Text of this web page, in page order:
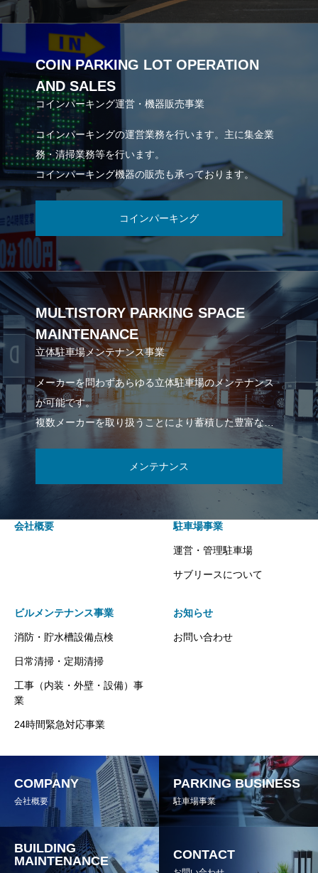
COIN PARKING LOT OPERATION
AND SALES
コインパーキング運営・機器販売事業
コインパーキングの運営業務を行います。主に集金業
務・清掃業務等を行います。
コインパーキング機器の販売も承っております。
コインパーキング
MULTISTORY PARKING SPACE
MAINTENANCE
立体駐車場メンテナンス事業
メーカーを問わずあらゆる立体駐車場のメンテナンス
が可能です。
複数メーカーを取り扱うことにより蓄積した豊富な技
術力で、高品質なメンテナンスサービスをローコスト
メンテナンス
会社概要 駐車場事業
運営・管理駐車場
サブリースについて
ビルメンテナンス事業
消防・貯水槽設備点検
日常清掃・定期清掃
工事（内装・外壁・設備）事
業
24時間緊急対応事業
お知らせ
お問い合わせ
COMPANY
会社概要
PARKING BUSINESS
駐車場事業
BUILDING
MAINTENANCE
CONTACT